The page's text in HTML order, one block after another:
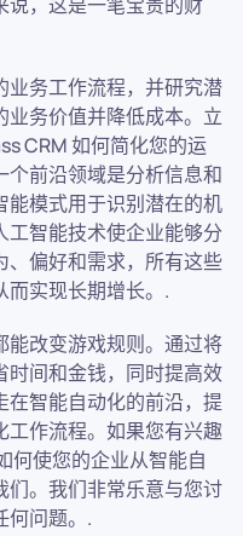
业务工作流程，并研究潜
务价值并降低成本。立
CRM 如何简化您的运
个前沿领域是分析信息和
能模式用于识别潜在的机
工智能技术使企业能够分
、偏好和需求，所有这些
而实现长期增长。.
能改变游戏规则。通过将
时间和金钱，同时提高效
在智能自动化的前沿，提
作流程。如果您有兴趣
何使您的企业从智能自
们。我们非常乐意与您讨
何问题。.